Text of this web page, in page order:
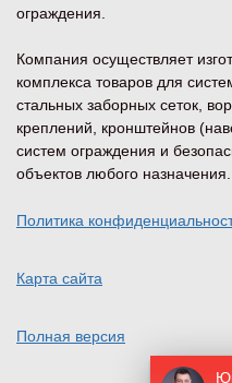
ограждения.
Компания осуществляет
комплекса товаров для
стальных заборных сеток,
креплений, кронштейнов
систем ограждения и
объектов любого назначения.
Политика
Карта сайта
Полная версия